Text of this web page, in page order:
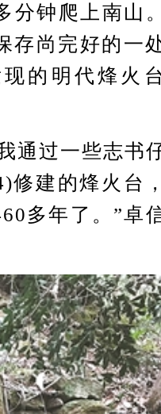
分钟爬上南山
存尚完好的一
的明代烽火
过一些志书
修建的烽火台
多年了。”卓